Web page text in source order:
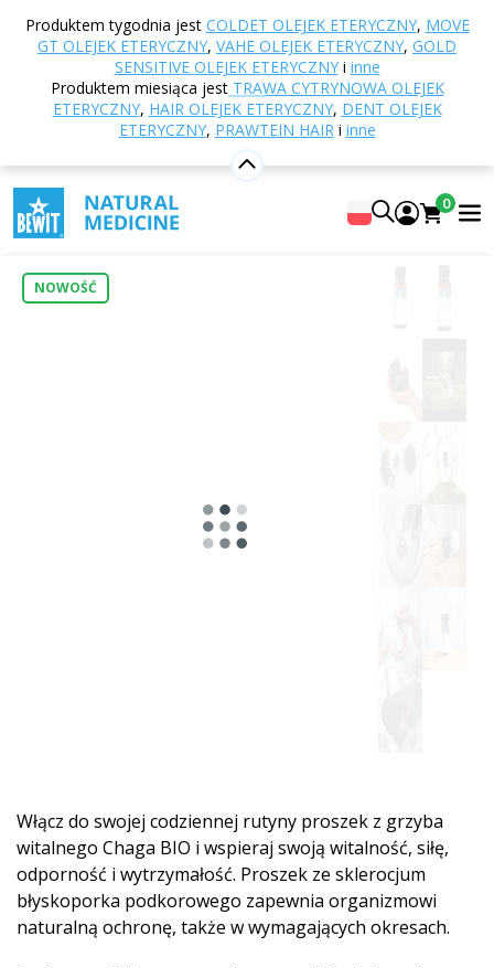
Produktem tygodnia jest COLDET OLEJEK ETERYCZNY, MOVE
GT OLEJEK ETERYCZNY, VAHE OLEJEK ETERYCZNY, GOLD
SENSITIVE OLEJEK ETERYCZNYi inne
Produktem miesiąca jest TRAWA CYTRYNOWA OLEJEK
ETERYCZNY, HAIR OLEJEK ETERYCZNY, DENT OLEJEK
ETERYCZNY, PRAWTEIN HAIRi inne
0
Strona główna
diety
Grzyby witalne Chaga, BIO
Chaga, BIO
Chaga ORGANIC
0 Dodaj własną ocenę
NOWOŚĆ
Włącz do swojej codziennej rutyny proszek z grzyba
witalnego Chaga BIO i wspieraj swoją witalność, siłę,
odporność i wytrzymałość. Proszek ze sklerocjum
błyskoporka podkorowego zapewnia organizmowi
naturalną ochronę, także w wymagających okresach.